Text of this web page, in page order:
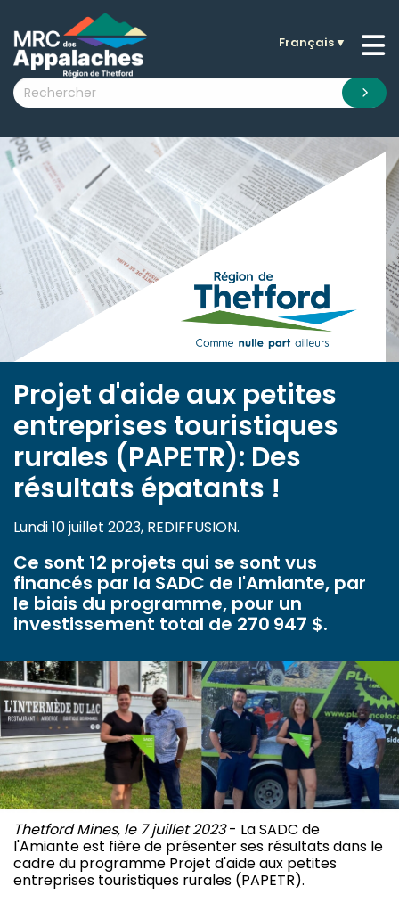
submenu (La MRC )
submenu (Citoyens )
submenu (Visiteurs )
submenu (Nouvelles )
submenu (Documentation )
Français▼
Projet d'aide aux petites
entreprises touristiques
rurales (PAPETR): Des
résultats épatants !
Lundi 10 juillet 2023, REDIFFUSION.
Ce sont 12 projets qui se sont vus
financés par la SADC de l'Amiante, par
le biais du programme, pour un
investissement total de 270 947 $.
Thetford Mines, le 7 juillet 2023- La SADC de
l'Amiante est fière de présenter ses résultats dans le
cadre du programme Projet d'aide aux petites
entreprises touristiques rurales (PAPETR).